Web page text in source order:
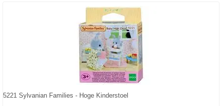
5221 Sylvanian Families - Hoge Kinderstoel